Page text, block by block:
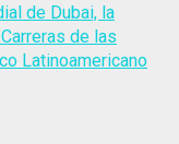
de Dubai, la
de las
Latinoamericano